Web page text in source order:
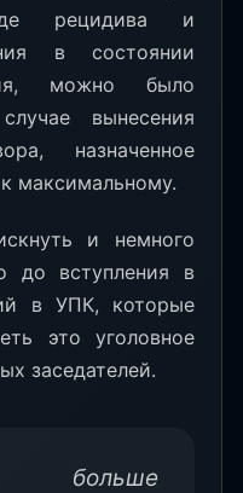
рецидива и
в состоянии
можно было
вынесения
назначенное
максимальному.
и немного
до вступления в
в УПК, которые
это уголовное
заседателей.
больше